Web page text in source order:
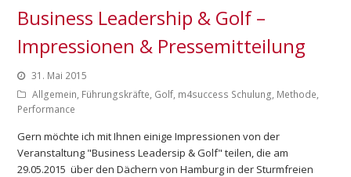
Business Leadership & Golf –
Impressionen & Pressemitteilung
31. Mai 2015
Allgemein, Führungskräfte, Golf, m4success Schulung, Methode,
Performance
Gern möchte ich mit Ihnen einige Impressionen von der
Veranstaltung "Business Leadersip & Golf" teilen, die am
29.05.2015 über den Dächern von Hamburg in der Sturmfreien